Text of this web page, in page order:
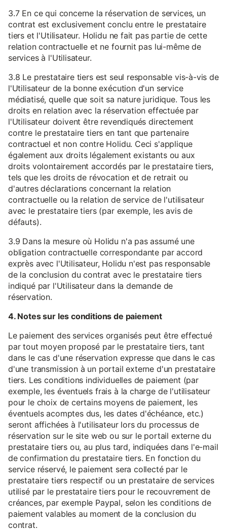
3.7 En ce qui concerne la réservation de services, un
contrat est exclusivement conclu entre le prestataire
tiers et l'Utilisateur. Holidu ne fait pas partie de cette
relation contractuelle et ne fournit pas lui-même de
services à l'Utilisateur.
3.8 Le prestataire tiers est seul responsable vis-à-vis de
l'Utilisateur de la bonne exécution d'un service
médiatisé, quelle que soit sa nature juridique. Tous les
droits en relation avec la réservation effectuée par
l'Utilisateur doivent être revendiqués directement
contre le prestataire tiers en tant que partenaire
contractuel et non contre Holidu. Ceci s'applique
également aux droits légalement existants ou aux
droits volontairement accordés par le prestataire tiers,
tels que les droits de révocation et de retrait ou
d'autres déclarations concernant la relation
contractuelle ou la relation de service de l'utilisateur
avec le prestataire tiers (par exemple, les avis de
défauts).
3.9 Dans la mesure où Holidu n'a pas assumé une
obligation contractuelle correspondante par accord
exprès avec l'Utilisateur, Holidu n'est pas responsable
de la conclusion du contrat avec le prestataire tiers
indiqué par l'Utilisateur dans la demande de
réservation.
4. Notes sur les conditions de paiement
Le paiement des services organisés peut être effectué
par tout moyen proposé par le prestataire tiers, tant
dans le cas d'une réservation expresse que dans le cas
d'une transmission à un portail externe d'un prestataire
tiers. Les conditions individuelles de paiement (par
exemple, les éventuels frais à la charge de l'utilisateur
pour le choix de certains moyens de paiement, les
éventuels acomptes dus, les dates d'échéance, etc.)
seront affichées à l'utilisateur lors du processus de
réservation sur le site web ou sur le portail externe du
prestataire tiers ou, au plus tard, indiquées dans l'e-mail
de confirmation du prestataire tiers. En fonction du
service réservé, le paiement sera collecté par le
prestataire tiers respectif ou un prestataire de services
utilisé par le prestataire tiers pour le recouvrement de
créances, par exemple Paypal, selon les conditions de
paiement valables au moment de la conclusion du
contrat.